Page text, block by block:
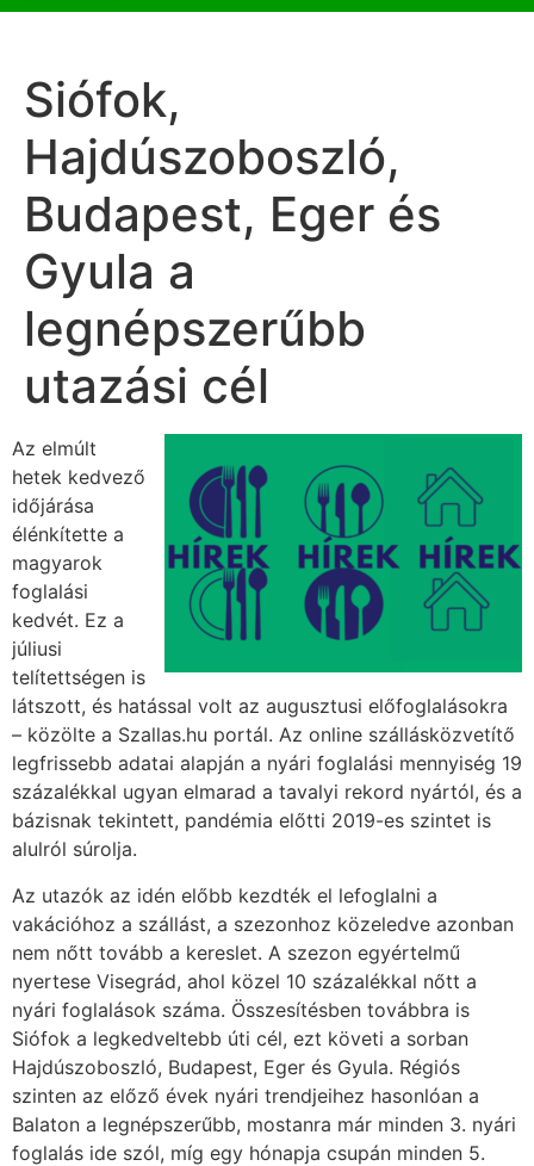
Siófok,
Hajdúszoboszló,
Budapest, Eger és
Gyula a
legnépszerűbb
utazási cél
Az elmúlt
hetek kedvező
időjárása
élénkítette a
magyarok
foglalási
kedvét. Ez a
júliusi
telítettségen is
látszott, és hatással volt az augusztusi előfoglalásokra
– közölte a Szallas.hu portál. Az online szállásközvetítő
legfrissebb adatai alapján a nyári foglalási mennyiség 19
százalékkal ugyan elmarad a tavalyi rekord nyártól, és a
bázisnak tekintett, pandémia előtti 2019-es szintet is
alulról súrolja.
Az utazók az idén előbb kezdték el lefoglalni a
vakációhoz a szállást, a szezonhoz közeledve azonban
nem nőtt tovább a kereslet. A szezon egyértelmű
nyertese Visegrád, ahol közel 10 százalékkal nőtt a
nyári foglalások száma. Összesítésben továbbra is
Siófok a legkedveltebb úti cél, ezt követi a sorban
Hajdúszoboszló, Budapest, Eger és Gyula. Régiós
szinten az előző évek nyári trendjeihez hasonlóan a
Balaton a legnépszerűbb, mostanra már minden 3. nyári
foglalás ide szól, míg egy hónapja csupán minden 5.